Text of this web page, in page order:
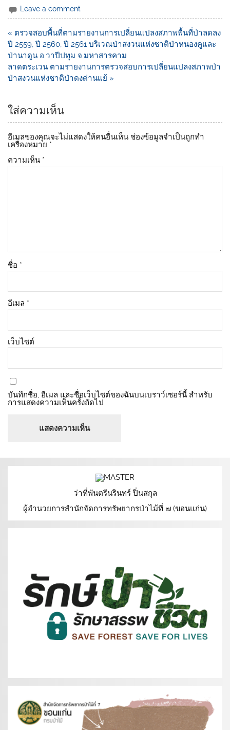
e
c
e
b
o
o
p
y
Li
n
k
Leave a comment
« ตรวจสอบพื้นที่ตามรายงานการเปลี่ยนแปลงสภาพพื้นที่ป่าลดลง
ปี 2559, ปี 2560, ปี 2561 บริเวณป่าสงวนแห่งชาติป่าหนองคูและ
ป่านาดูน อ.วาปีปทุม จ.มหาสารคาม
ลาดตระเวน ตามรายงานการตรวจสอบการเปลี่ยนแปลงสภาพป่า
ป่าสงวนแห่งชาติป่าดงด่านแย้ »
ใส่ความเห็น
อีเมลของคุณจะไม่แสดงให้คนอื่นเห็น ช่องข้อมูลจำเป็นถูกทำ
เครื่องหมาย *
ความเห็น *
ชื่อ *
อีเมล *
เว็บไซต์
บันทึกชื่อ, อีเมล และชื่อเว็บไซต์ของฉันบนเบราว์เซอร์นี้ สำหรับ
การแสดงความเห็นครั้งถัดไป
ว่าที่พันตรีนรินทร์ ปิ่นสกุล
ผู้อำนวยการสำนักจัดการทรัพยากรป่าไม้ที่ ๗ (ขอนแก่น)